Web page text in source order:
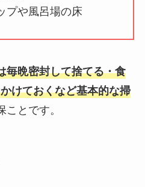
プや風呂場の床
毎晩密封して捨てる・食
けておくなど基本的な掃
ことです。